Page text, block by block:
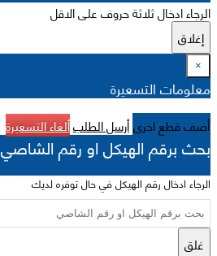
الرجاء ادخال ثلاثة حروف على الاقل
إغلاق
×
معلومات التسعيرة
أضف قطع اخرىأرسل الطلبألغاء التسعيرة
بحث برقم الهيكل او رقم الشاصي
الرجاء ادخال رقم الهيكل في حال توفره لديك
غلق